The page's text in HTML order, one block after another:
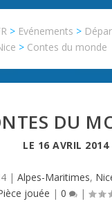
> Evénements >
> Contes du monde
DU
LE 16 AVRIL 2014
| Alpes-Maritimes,
jouée | 0 |